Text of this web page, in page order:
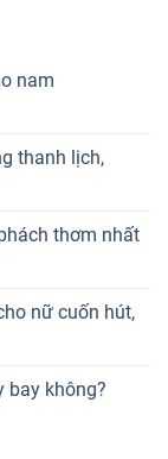
nam
thanh lịch,
thơm nhất
nữ cuốn hút,
bay không?